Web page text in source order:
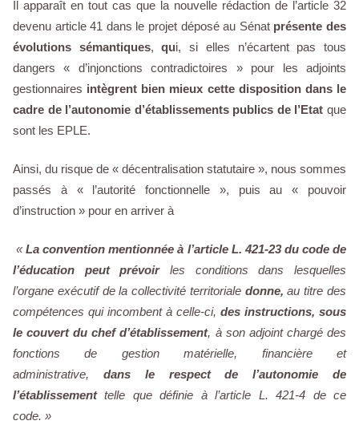
Il apparaît en tout cas que la nouvelle rédaction de l’article 32
devenu article 41 dans le projet déposé au Sénat présente des
évolutions sémantiques, qui, si elles n’écartent pas tous
dangers « d’injonctions contradictoires » pour les adjoints
gestionnaires intègrent bien mieux cette disposition dans le
cadre de l’autonomie d’établissements publics de l’Etat que
sont les EPLE.
Ainsi, du risque de « décentralisation statutaire », nous sommes
passés à « l’autorité fonctionnelle », puis au « pouvoir
d’instruction » pour en arriver à
«La convention mentionnée à l’article L. 421-23 du code de
l’éducation peut prévoir
les conditions dans lesquelles
l’organe exécutif de la collectivité territoriale donne, au titre des
compétences qui incombent à celle-ci, des instructions, sous
le couvert du chef d’établissement, à son adjoint chargé des
fonctions de gestion matérielle, financière et
administrative,
dans le respect de l’autonomie de
l’établissement telle que définie à l’article L. 421-4 de ce
code. »